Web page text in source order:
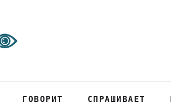
ГОВОРИТ СПРАШИВАЕТ